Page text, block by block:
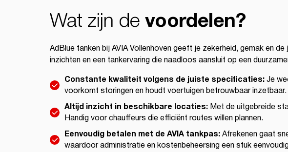
Wat zijn devoordelen?
AdBlue tanken bij AVIA Vollenhoven geeft je zekerheid, gemak en
inzichten en een tankervaring die naadloos aansluit op een
Constante kwaliteit volgens de juiste specificaties:Je
voorkomt storingen en houdt voertuigen betrouwbaar inzetbaar.
Altijd inzicht in beschikbare locaties: Met de uitgebreide
Handig voor chauffeurs die efficiënt routes willen plannen.
Eenvoudig betalen met de AVIA tankpas:Afrekenen gaat
waardoor administratie en kostenbeheersing een stuk